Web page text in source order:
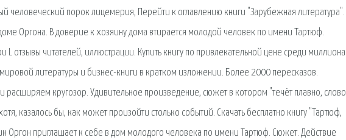
человеческий порок лицемерия, Перейти к оглавлению книги "Зарубежная литература".
Оргона. В доверие к хозяину дома втирается молодой человек по имени Тартюф.
отзывы читателей, иллюстрации. Купить книгу по привлекательной цене среди миллиона
литературы и бизнес-книги в кратком изложении. Более 2000 пересказов.
расширяем кругозор. Удивительное произведение, сюжет в котором "течёт плавно, слово
казалось бы, как может произойти столько событий. Скачать бесплатно книгу "Тартюф,
Оргон приглашает к себе в дом молодого человека по имени Тартюф. Сюжет. Действие